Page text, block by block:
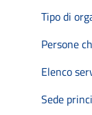
Tipo di
Persone
Elenco
Sede